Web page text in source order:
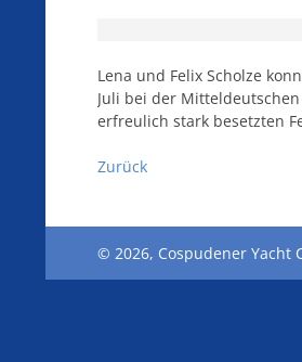
Lena und Felix Scholze
Juli bei der
erfreulich stark besetzten
Zurück
© 2026, Cospudener Yacht